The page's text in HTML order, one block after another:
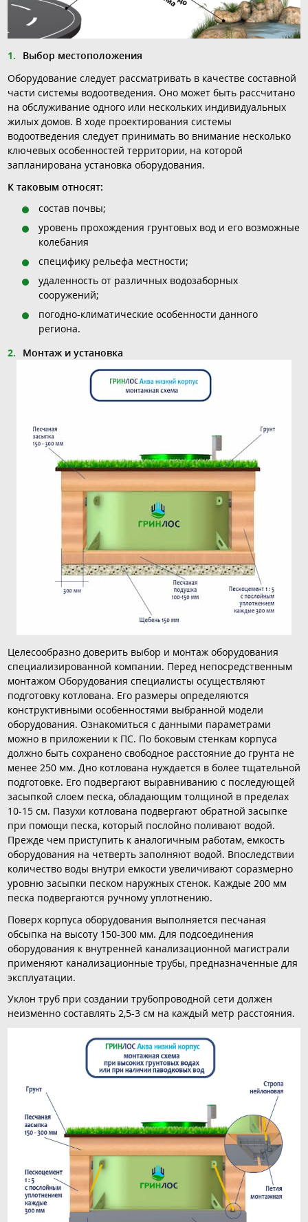
Выбор местоположения
Оборудование следует рассматривать в качестве составной
части системы водоотведения. Оно может быть рассчитано
на обслуживание одного или нескольких индивидуальных
жилых домов. В ходе проектирования системы
водоотведения следует принимать во внимание несколько
ключевых особенностей территории, на которой
запланирована установка оборудования.
К таковым относят:
состав почвы;
уровень прохождения грунтовых вод и его возможные
колебания
специфику рельефа местности;
удаленность от различных водозаборных
сооружений;
погодно-климатические особенности данного
региона.
Монтаж и установка
Целесообразно доверить выбор и монтаж оборудования
специализированной компании. Перед непосредственным
монтажом Оборудования специалисты осуществляют
подготовку котлована. Его размеры определяются
конструктивными особенностями выбранной модели
оборудования. Ознакомиться с данными параметрами
можно в приложении к ПС. По боковым стенкам корпуса
должно быть сохранено свободное расстояние до грунта не
менее 250 мм. Дно котлована нуждается в более тщательной
подготовке. Его подвергают выравниванию с последующей
засыпкой слоем песка, обладающим толщиной в пределах
10-15 см. Пазухи котлована подвергают обратной засыпке
при помощи песка, который послойно поливают водой.
Прежде чем приступить к аналогичным работам, емкость
оборудования на четверть заполняют водой. Впоследствии
количество воды внутри емкости увеличивают соразмерно
уровню засыпки песком наружных стенок. Каждые 200 мм
песка подвергаются ручному уплотнению.
Поверх корпуса оборудования выполняется песчаная
обсыпка на высоту 150-300 мм. Для подсоединения
оборудования к внутренней канализационной магистрали
применяют канализационные трубы, предназначенные для
эксплуатации.
Уклон труб при создании трубопроводной сети должен
неизменно составлять 2,5-3 см на каждый метр расстояния.